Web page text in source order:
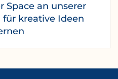
Space an unserer
für kreative Ideen